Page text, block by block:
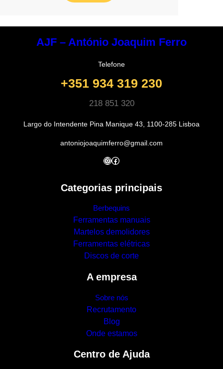
AJF – António Joaquim Ferro
Telefone
+351 934 319 230
218 851 320
Largo do Intendente Pina Manique 43, 1100-285 Lisboa
antoniojoaquimferro@gmail.com
InstagramFacebook
Categorias principais
Berbequins
Ferramentas manuais
Martelos demolidores
Ferramentas elétricas
Discos de corte
A empresa
Sobre nós
Recrutamento
Blog
Onde estamos
Centro de Ajuda